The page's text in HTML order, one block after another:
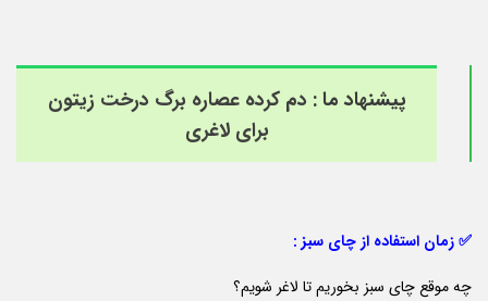
پیشنهاد ما : دم کرده عصاره برگ درخت زیتون
برای لاغری
✅ زمان استفاده از چای سبز :
چه موقع چای سبز بخوریم تا لاغر شویم؟